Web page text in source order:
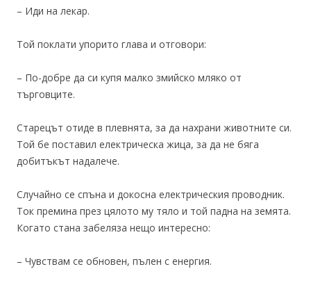
– Иди на лекар.
Той поклати упорито глава и отговори:
– По-добре да си купя малко змийско мляко от
търговците.
Старецът отиде в плевнята, за да нахрани животните си.
Той бе поставил електрическа жица, за да не бяга
добитъкът надалече.
Случайно се спъна и докосна електрическия проводник.
Ток премина през цялото му тяло и той падна на земята.
Когато стана забеляза нещо интересно:
– Чувствам се обновен, пълен с енергия.